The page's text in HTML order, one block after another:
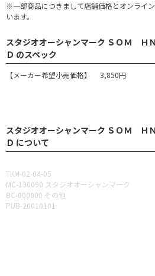
※一部商品につきまして店舗価格とオンライ
います。
スタジオオーシャンマーク ＳＯＭ Ｈ
Ｄ のスペック
【メーカー希望小売価格】 3,850円
スタジオオーシャンマーク ＳＯＭ Ｈ
Ｄ について
TKM-02-04-05
MC-130090 スタジオオーシャンマーク
BC-000000 その他
PUB-20010101